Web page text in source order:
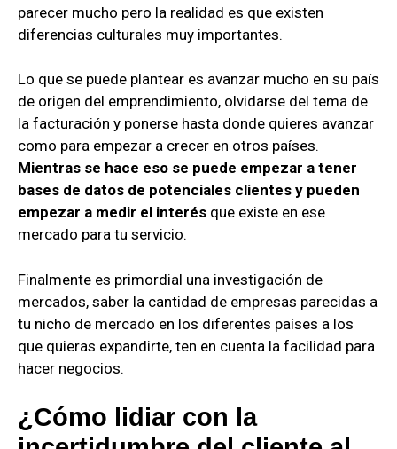
parecer mucho pero la realidad es que existen
diferencias culturales muy importantes.
Lo que se puede plantear es avanzar mucho en su país
de origen del emprendimiento, olvidarse del tema de
la facturación y ponerse hasta donde quieres avanzar
como para empezar a crecer en otros países.
Mientras se hace eso se puede empezar a tener
bases de datos de potenciales clientes y pueden
empezar a medir el interés que existe en ese
mercado para tu servicio.
Finalmente es primordial una investigación de
mercados, saber la cantidad de empresas parecidas a
tu nicho de mercado en los diferentes países a los
que quieras expandirte, ten en cuenta la facilidad para
hacer negocios.
¿Cómo lidiar con la